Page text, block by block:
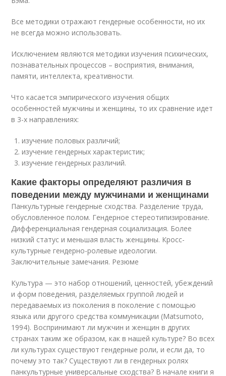
Все методики отражают гендерные особенности, но их
не всегда можно использовать.
Исключением являются методики изучения психических,
познавательных процессов – восприятия, внимания,
памяти, интеллекта, креативности.
Что касается эмпирического изучения общих
особенностей мужчины и женщины, то их сравнение идет
в 3-х направлениях:
изучение половых различий;
изучение гендерных характеристик;
изучение гендерных различий.
Какие факторы определяют различия в
поведении между мужчинами и женщинами
Панкультурные гендерные сходства. Разделение труда,
обусловленное полом. Гендерное стереотипизирование.
Дифференциальная гендерная социализация. Более
низкий статус и меньшая власть женщины. Кросс-
культурные гендерно-ролевые идеологии.
Заключительные замечания. Резюме
Культура — это набор отношений, ценностей, убеждений
и форм поведения, разделяемых группой людей и
передаваемых из поколения в поколение с помощью
языка или другого средства коммуникации (Matsumoto,
1994). Воспринимают ли мужчин и женщин в других
странах таким же образом, как в нашей культуре? Во всех
ли культурах существуют гендерные роли, и если да, то
почему это так? Существуют ли в гендерных ролях
панкультурные универсальные сходства? В начале книги я